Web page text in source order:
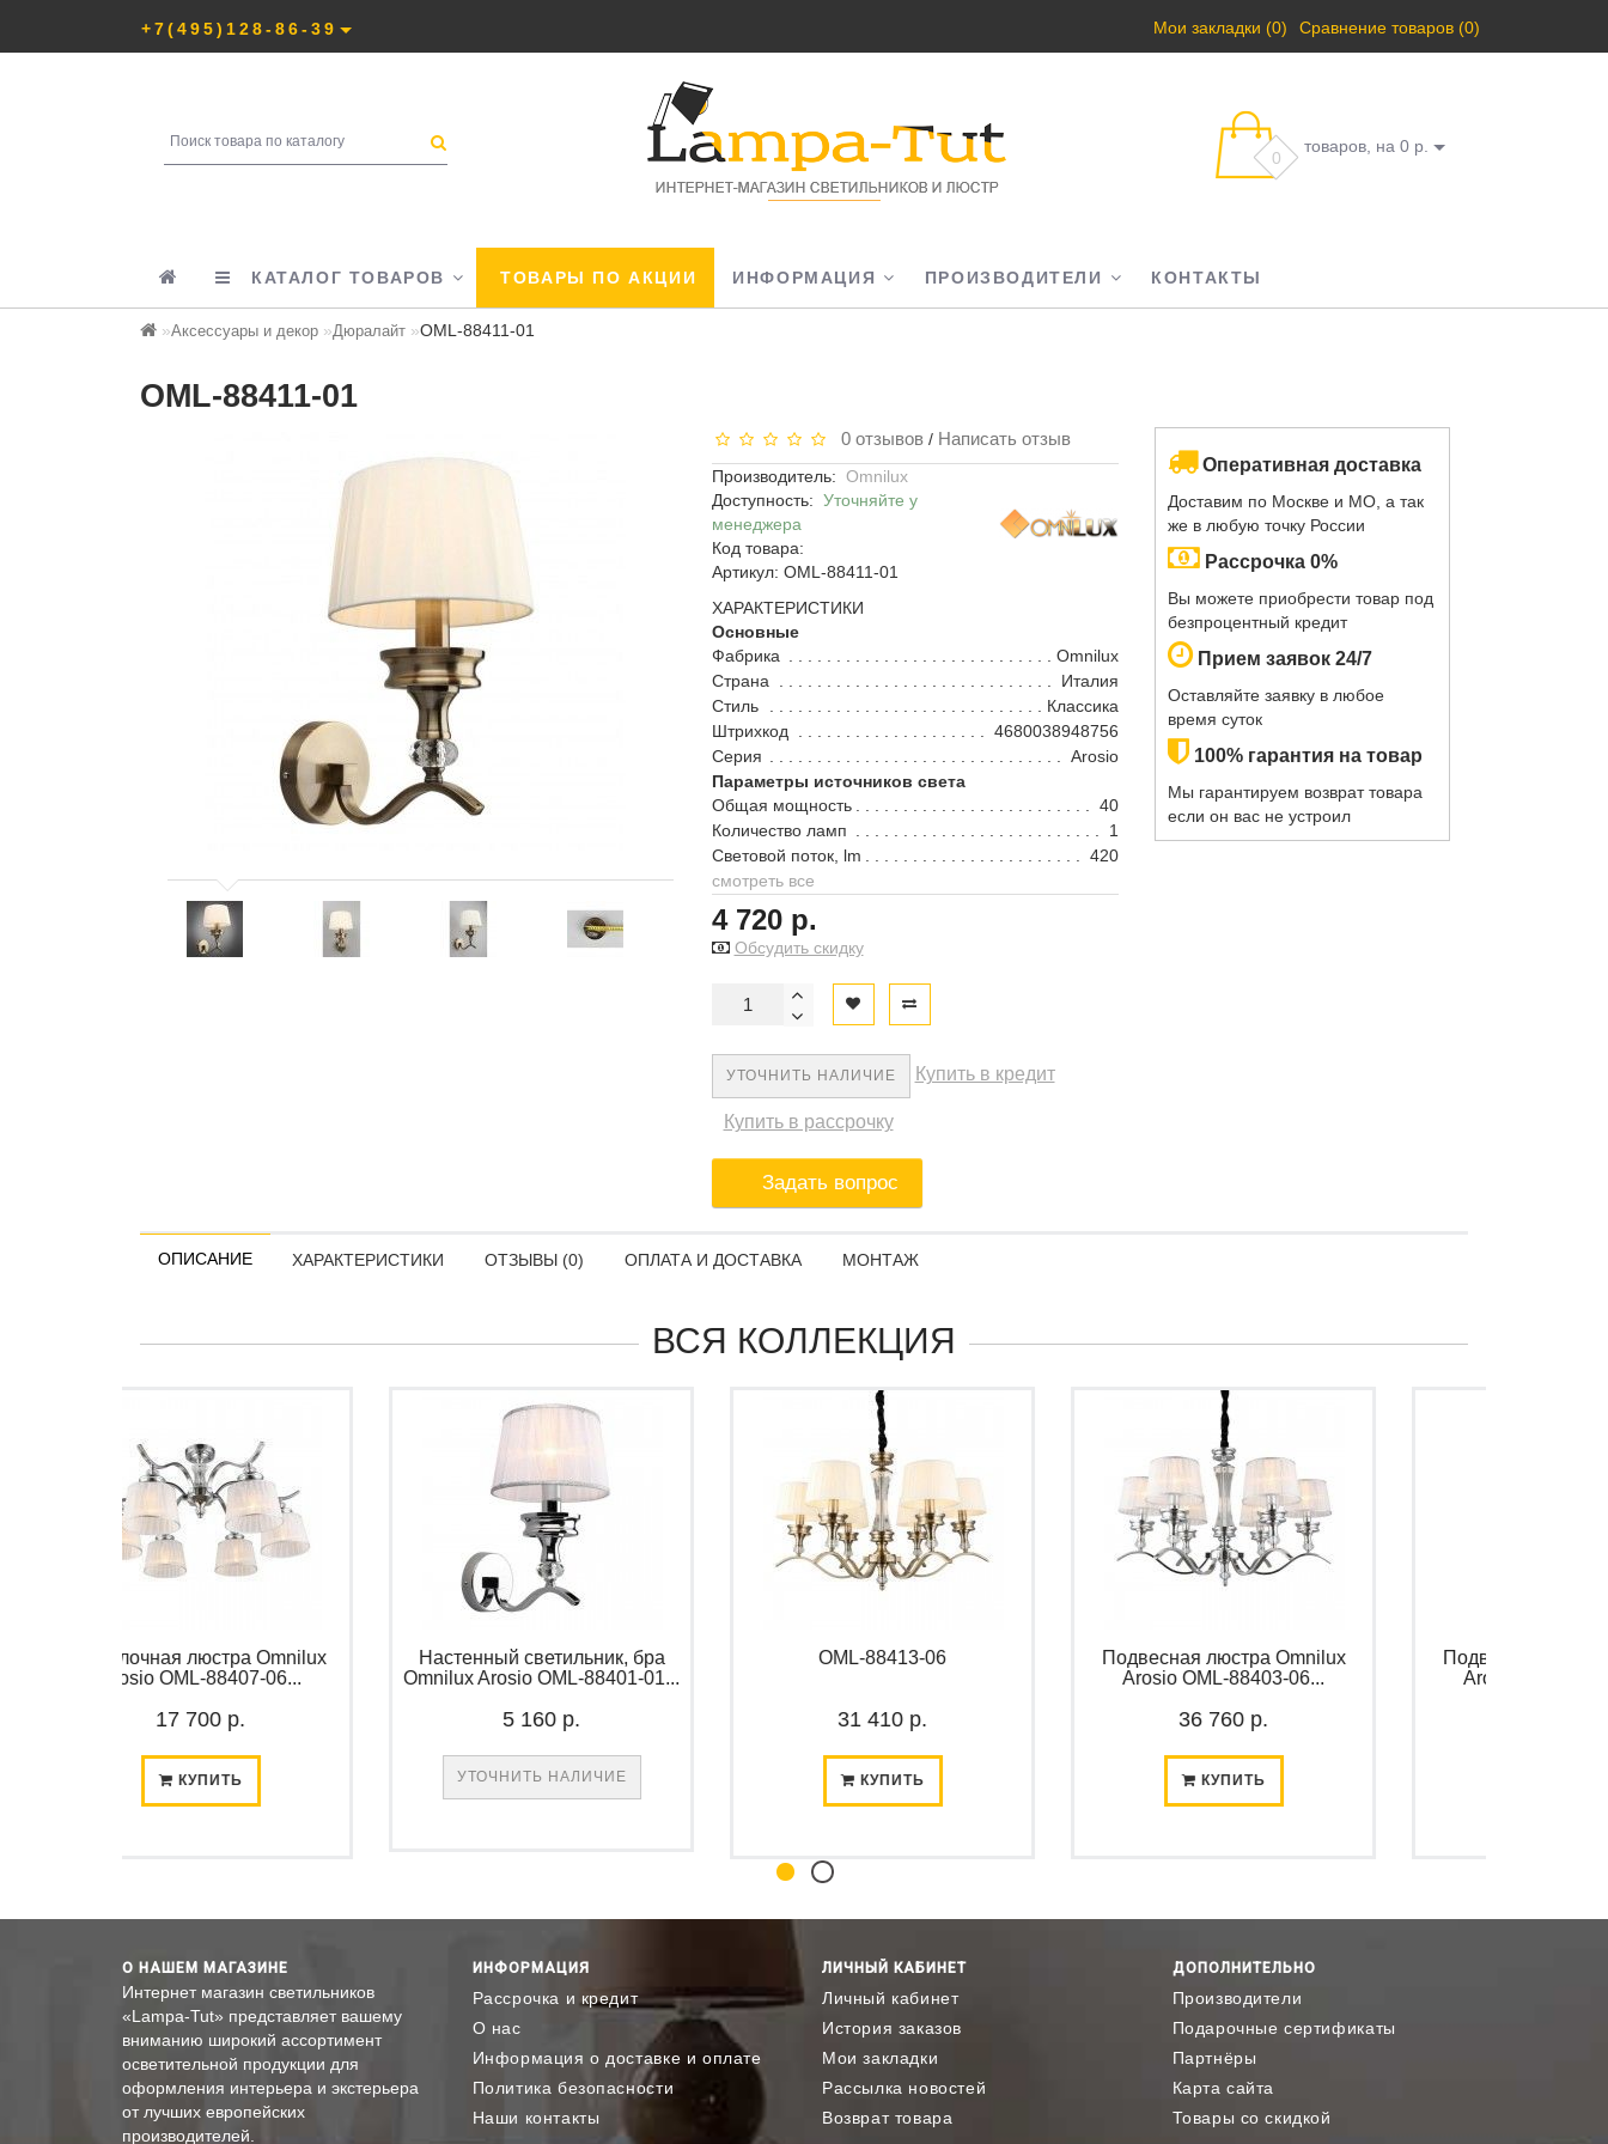
+7(495)128-86-39 Мои закладки (0) Сравнение товаров (0)
0
товаров, на 0 р.
КАТАЛОГ ТОВАРОВ ТОВАРЫ ПО АКЦИИ ИНФОРМАЦИЯ ПРОИЗВОДИТЕЛИ КОНТАКТЫ
Аксессуары и декор Дюралайт OML-88411-01
OML-88411-01
0 отзывов / Написать отзыв
Производитель: Omnilux
Доступность: Уточняйте у
менеджера
Код товара:
Артикул: OML-88411-01
ХАРАКТЕРИСТИКИ
Основные
Фабрика
Omnilux
Страна
Италия
Стиль
Классика
Штрихкод
4680038948756
Серия
Arosio
Параметры источников света
Общая мощность
40
Количество ламп
1
Световой поток, lm
420
смотреть все
4 720 р.
Обсудить скидку
УТОЧНИТЬ НАЛИЧИЕ Купить в кредит
Купить в рассрочку
Задать вопрос
Оперативная доставка
Доставим по Москве и МО, а так
же в любую точку России
Рассрочка 0%
Вы можете приобрести товар под
безпроцентный кредит
Прием заявок 24/7
Оставляйте заявку в любое
время суток
100% гарантия на товар
Мы гарантируем возврат товара
если он вас не устроил
ОПИСАНИЕ ХАРАКТЕРИСТИКИ ОТЗЫВЫ (0) ОПЛАТА И ДОСТАВКА МОНТАЖ
ВСЯ КОЛЛЕКЦИЯ
люстра Omnilux
OML-88407-06...
Настенный светильник, бра
Omnilux Arosio OML-88401-01...
УТОЧНИТЬ НАЛИЧИЕ
OML-88413-06
Подвесная люстра Omnilux
Arosio OML-88403-06...
Подвесная люстра Omnilux
Arosio OML-88403-08...
О НАШЕМ МАГАЗИНЕ
Интернет магазин светильников
«Lampa-Tut» представляет вашему
вниманию широкий ассортимент
осветительной продукции для
оформления интерьера и экстерьера
от лучших европейских
производителей.
ИНФОРМАЦИЯ
Рассрочка и кредит
О нас
Информация о доставке и оплате
Политика безопасности
Наши контакты
ЛИЧНЫЙ КАБИНЕТ
Личный кабинет
История заказов
Мои закладки
Рассылка новостей
Возврат товара
ДОПОЛНИТЕЛЬНО
Производители
Подарочные сертификаты
Партнёры
Карта сайта
Товары со скидкой